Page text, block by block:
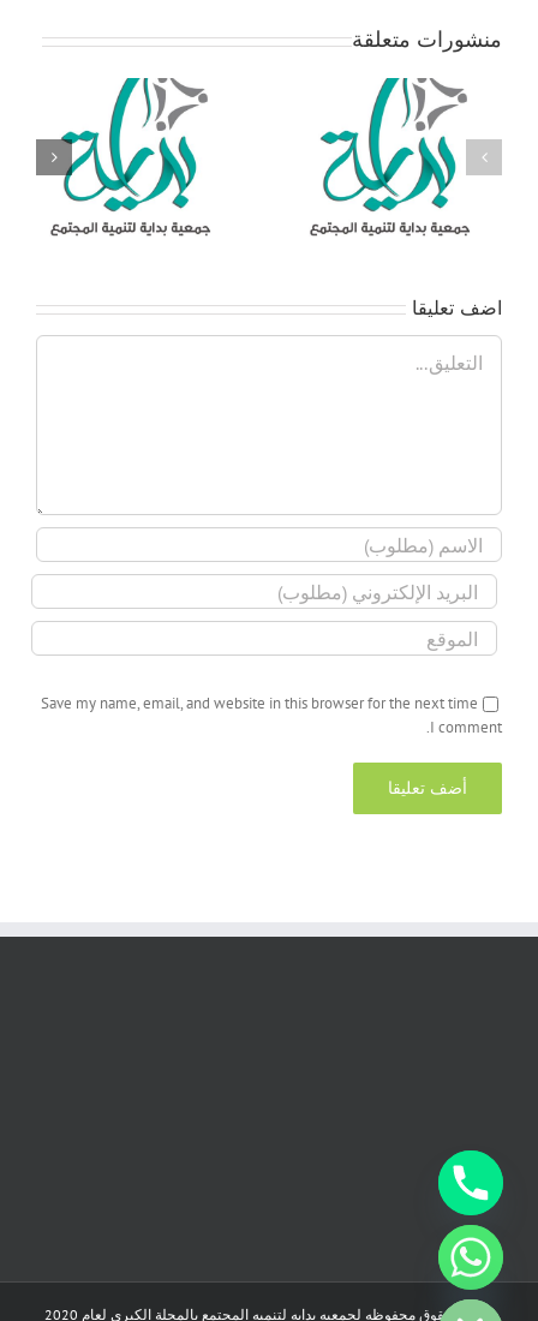
منشورات متعلقة
جمعية بداية – بيان هام
من الجمعيه للتنبيه على
أعضائها الكرام بتحديث
اضف تعليقا
تعليق
Save my name, email, and website in this browser for the next time
I comment.
جميع الحقوق محفوظه لجمعيه بدايه لتنميه المجتمع بالمحلة الكبرى لعام 2020
Hide
chaty